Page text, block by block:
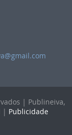
| Publineiva,
| Publicidade